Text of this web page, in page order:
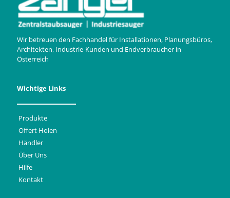
Wir betreuen den Fachhandel für Installationen, Planungsbüros,
Architekten, Industrie-Kunden und Endverbraucher in
Österreich
Wichtige Links
Produkte
Offert Holen
Händler
Über Uns
Hilfe
Kontakt